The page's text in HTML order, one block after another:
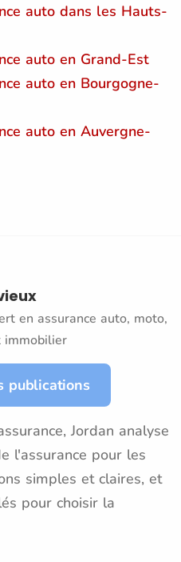
auto dans les Hauts-
auto en Grand-Est
auto en Bourgogne-
auto en Auvergne-
en assurance auto, moto,
immobilier
publications
Jordan analyse
l'assurance pour les
simples et claires, et
pour choisir la